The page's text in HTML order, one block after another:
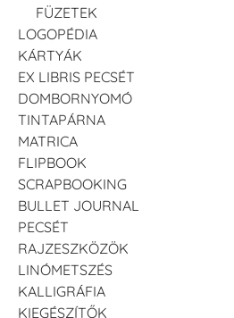
FÜZETEK
LOGOPÉDIA
KÁRTYÁK
EX LIBRIS PECSÉT
DOMBORNYOMÓ
TINTAPÁRNA
MATRICA
FLIPBOOK
SCRAPBOOKING
BULLET JOURNAL
PECSÉT
RAJZESZKÖZÖK
LINÓMETSZÉS
KALLIGRÁFIA
KIEGÉSZÍTŐK